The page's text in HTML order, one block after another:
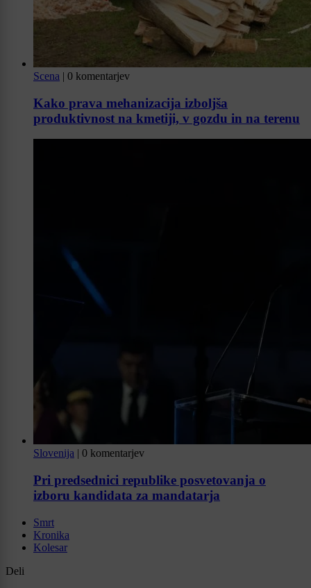
Scena | 0 komentarjev
Kako prava mehanizacija izboljša
produktivnost na kmetiji, v gozdu in na terenu
Slovenija | 0 komentarjev
Pri predsednici republike posvetovanja o
izboru kandidata za mandatarja
Smrt
Kronika
Kolesar
Deli